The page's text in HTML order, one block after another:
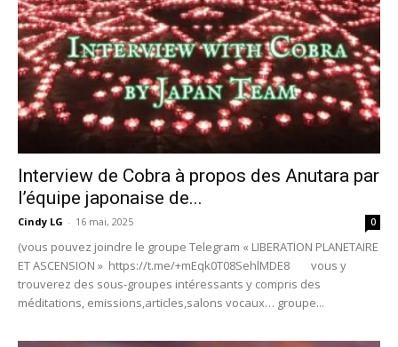
Interview de Cobra à propos des Anutara par
l’équipe japonaise de...
Cindy LG - 16 mai, 2025 0
(vous pouvez joindre le groupe Telegram « LIBERATION PLANETAIRE
ET ASCENSION » https://t.me/+mEqk0T08SehlMDE8 vous y
trouverez des sous-groupes intéressants y compris des
méditations, emissions,articles,salons vocaux… groupe...